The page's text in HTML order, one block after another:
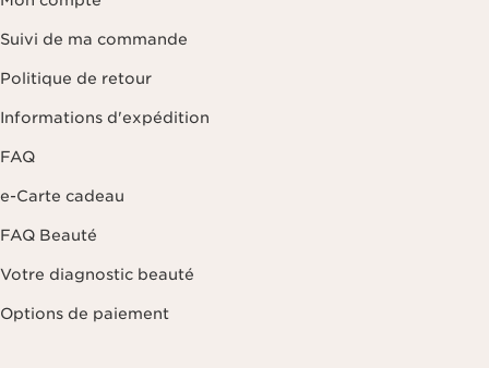
Suivi de ma commande
Politique de retour
Informations d'expédition
FAQ
e-Carte cadeau
FAQ Beauté
Votre diagnostic beauté
Options de paiement